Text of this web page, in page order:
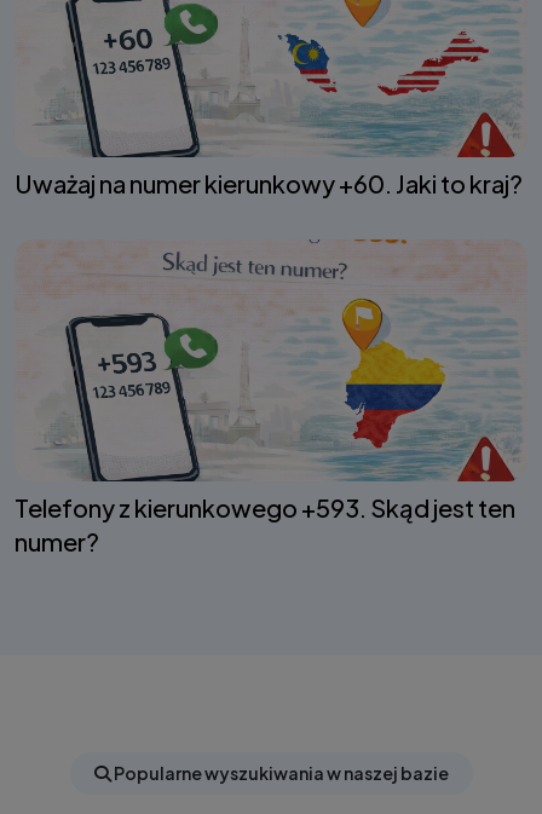
Uważaj na numer kierunkowy +60. Jaki to kraj?
Telefony z kierunkowego +593. Skąd jest ten
numer?
Popularne wyszukiwania w naszej bazie